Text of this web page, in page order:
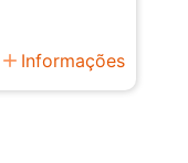
add Informações